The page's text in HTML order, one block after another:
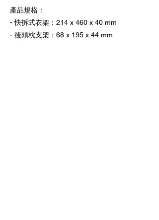
產品規格：
- 快拆式衣架：214 x 460 x 40 mm
- 後頭枕支架：68 x 195 x 44 mm